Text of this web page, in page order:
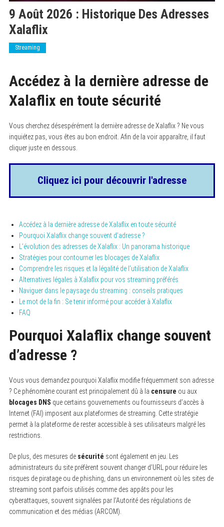
9 Août 2026 : Historique Des Adresses
Xalaflix
Streaming
Accédez à la dernière adresse de
Xalaflix en toute sécurité
Vous cherchez désespérément la dernière adresse de Xalaflix ? Ne vous
inquiétez pas, vous êtes au bon endroit. Afin de la voir apparaître, il faut
cliquer juste en dessous.
Cliquez ici pour découvrir l'adresse
Accédez à la dernière adresse de Xalaflix en toute sécurité
Pourquoi Xalaflix change souvent d’adresse ?
L’évolution des adresses de Xalaflix : Un panorama historique
Stratégies pour contourner les blocages de Xalaflix
Comprendre les risques et la légalité de l’utilisation de Xalaflix
Alternatives légales à Xalaflix pour vos streaming préférés
Naviguer dans le paysage du streaming : conseils pratiques
Le mot de la fin : Se tenir informé pour accéder à Xalaflix
FAQ
Pourquoi Xalaflix change souvent
d’adresse ?
Vous vous demandez pourquoi Xalaflix modifie fréquemment son adresse
? Ce phénomène courant est principalement dû à la censure ou aux
blocages DNS que certains gouvernements ou fournisseurs d’accès à
Internet (FAI) imposent aux plateformes de streaming. Cette stratégie
permet à la plateforme de rester accessible à ses utilisateurs malgré les
restrictions.
De plus, des mesures de sécurité sont également en jeu. Les
administrateurs du site préfèrent souvent changer d’URL pour réduire les
risques de piratage ou de phishing, dans un environnement où les sites de
streaming sont parfois utilisés comme des appâts pour les
cyberattaques, souvent signalées par l’Autorité des régulations de
communication et des médias (ARCOM).